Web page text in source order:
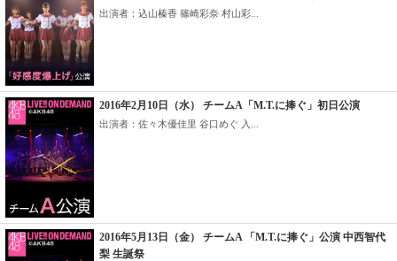
出演者：込山榛香 篠崎彩奈 村山彩...
2016年2月10日（水） チームA「M.T.に捧ぐ」初日公演
出演者：佐々木優佳里 谷口めぐ 入...
2016年5月13日（金） チームA 「M.T.に捧ぐ」公演 中西智代
梨 生誕祭